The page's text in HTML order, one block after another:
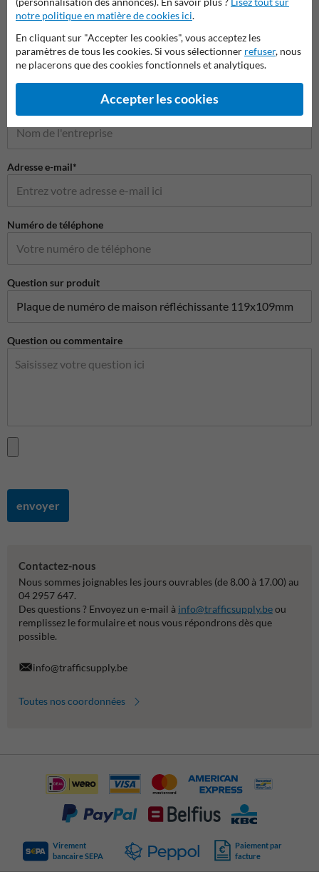
Nom*
Adresse e-mail*
Numéro de téléphone
Question sur produit
Question ou commentaire
envoyer
Contactez-nous
Nous sommes joignables les jours ouvrables (de 8.00 à 17.00) au
04 2957 647.
Des questions ? Envoyez un e-mail à info@trafficsupply.beou
remplissez le formulaire et nous vous répondrons dès que
possible.
info@trafficsupply.be
Toutes nos coordonnées
Virement
bancaire SEPA
Paiement par
facture
notre politique en matière de cookies ici.
En cliquant sur "Accepter les cookies", vous acceptez les
paramètres de tous les cookies. Si vous sélectionner refuser, nous
ne placerons que des cookies fonctionnels et analytiques.
Accepter les cookies